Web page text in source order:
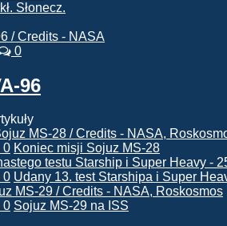
Słonecz.
0
96
0 Koniec misji Sojuz MS-28
0 Udany 13. test Starshipa i Super
0 Sojuz MS-29 na ISS